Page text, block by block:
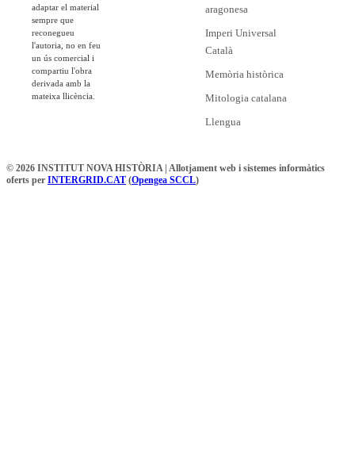
adaptar el material
sempre que
reconegueu
l'autoria, no en feu
un ús comercial i
compartiu l'obra
derivada amb la
mateixa llicència.
aragonesa
Imperi Universal
Català
Memòria històrica
Mitologia catalana
Llengua
© 2026 INSTITUT NOVA HISTÒRIA | Allotjament web i sistemes informàtics
oferts per INTERGRID.CAT (Opengea SCCL)